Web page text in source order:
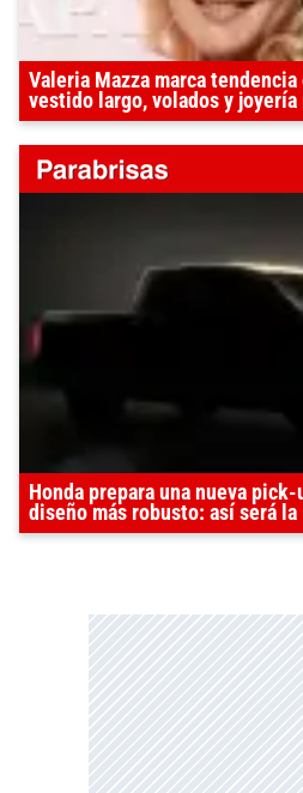
Valeria Mazza marca
vestido largo, volados y
Honda prepara una nueva
diseño más robusto: así será